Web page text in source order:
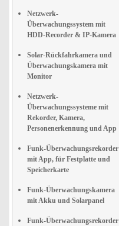
Netzwerk-
Überwachungssystem mit
HDD-Recorder & IP-Kamera
Solar-Rückfahrkamera und
Überwachungskamera mit
Monitor
Netzwerk-
Überwachungssysteme mit
Rekorder, Kamera,
Personenerkennung und App
Funk-Überwachungsrekorder
mit App, für Festplatte und
Speicherkarte
Funk-Überwachungskamera
mit Akku und Solarpanel
Funk-Überwachungsrekorder